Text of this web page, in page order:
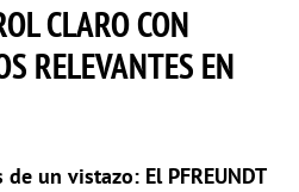
CLARO CON
RELEVANTES EN
un vistazo: El PFREUNDT